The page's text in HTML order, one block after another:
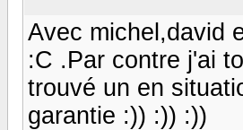
Avec michel,david
:C .Par contre j'ai
trouvé un en
garantie :)) :)) :))